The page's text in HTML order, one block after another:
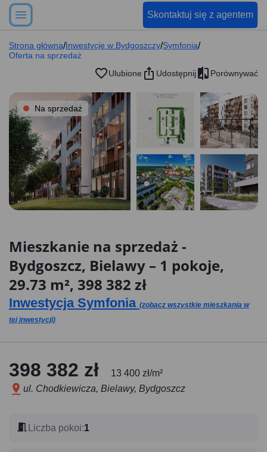
Skontaktuj się z agentem
Strona główna/Inwestycje w Bydgoszczy/Symfonia/
Oferta na sprzedaż
Ulubione
Udostępnij Porównywać
Na sprzedaż
Mieszkanie na sprzedaż -
Bydgoszcz, Bielawy – 1 pokoje,
29.73 m², 398 382 zł
Inwestycja Symfonia (zobacz wszystkie mieszkania w
tej inwestycji)
398 382 zł
13 400 zł/m²
ul. Chodkiewicza, Bielawy, Bydgoszcz
Liczba pokoi:1